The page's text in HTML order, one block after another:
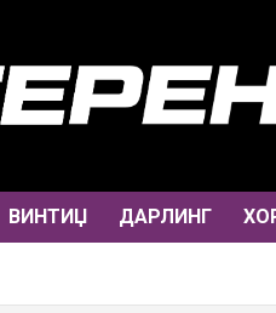
ВИНТИЏ ДАРЛИНГ